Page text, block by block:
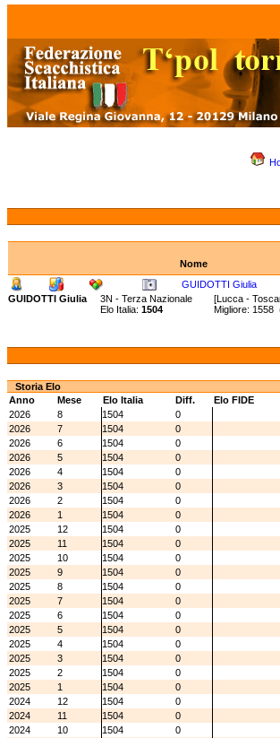
Nome
GUIDOTTI Giulia
GUIDOTTI Giulia
3N - Terza Nazionale [Lucca -
Elo Italia: 1504 Migliore:
Storia Elo
Anno
Mese Elo Italia Diff. Elo FIDE
2026
8 1504
0
2026
7 1504
0
2026
6 1504
0
2026
5 1504
0
2026
4 1504
0
2026
3 1504
0
2026
2 1504
0
2026
1 1504
0
2025
12 1504
0
2025
11 1504
0
2025
10 1504
0
2025
9 1504
0
2025
8 1504
0
2025
7 1504
0
2025
6 1504
0
2025
5 1504
0
2025
4 1504
0
2025
3 1504
0
2025
2 1504
0
2025
1 1504
0
2024
12 1504
0
2024
11 1504
0
2024
10 1504
0